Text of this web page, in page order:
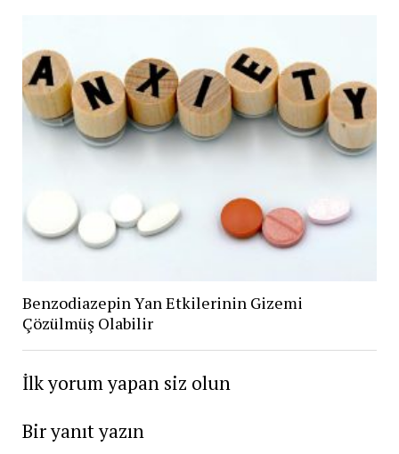
Benzodiazepin Yan Etkilerinin Gizemi
Çözülmüş Olabilir
İlk yorum yapan siz olun
Bir yanıt yazın